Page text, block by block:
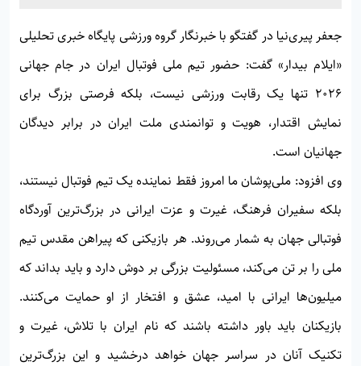
جعفر پیری‌نیا در گفتگو با خبرنگار گروه ورزشی پایگاه خبری تحلیلی
«ایلام بیدار» گفت: حضور تیم ملی فوتبال ایران در جام جهانی
۲۰۲۶ تنها یک رقابت ورزشی نیست، بلکه فرصتی بزرگ برای
نمایش اقتدار، هویت و توانمندی ملت ایران در برابر دیدگان
جهانیان است.
وی افزود: ملی‌پوشان ما امروز فقط نماینده یک تیم فوتبال نیستند،
بلکه سفیران فرهنگ، غیرت و عزت ایرانی در بزرگ‌ترین آوردگاه
فوتبالی جهان به شمار می‌روند. هر بازیکنی که پیراهن مقدس تیم
ملی را بر تن می‌کند، مسئولیت بزرگی بر دوش دارد و باید بداند که
میلیون‌ها ایرانی با امید، عشق و افتخار از او حمایت می‌کنند.
بازیکنان باید باور داشته باشند که نام ایران با تلاش، غیرت و
تکنیک آنان در سراسر جهان خواهد درخشید و این بزرگ‌ترین